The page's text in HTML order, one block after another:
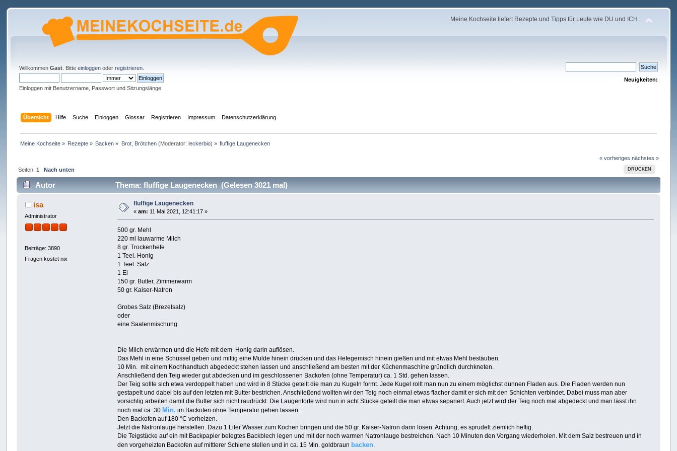
Meine Kochseite liefert Rezepte und Tipps für Leute wie DU und ICH
WillkommenGast . Bitteeinloggen oderregistrieren
Einloggen mit Benutzername, Passwort und Sitzungslänge
Neuigkeiten:
Übersicht Hilfe Suche Einloggen Glossar Registrieren Impressum Datenschutzerklärung
Meine Kochseite» Rezepte » Backen » Brot, Brötchen(Moderator: leckerbio) » fluffige Laugenecken
« vorheriges nächstes »
DRUCKEN
Seiten: 1 Nach unten
Autor Thema: fluffige Laugenecken (Gelesen 3021 mal)
isa
Administrator
Beiträge: 3890
Fragen kostet nix
fluffige Laugenecken
«am: 11 Mai 2021, 12:41:17 »
500 gr. Mehl
220 ml lauwarme Milch
8 gr. Trockenhefe
1 Teel. Honig
1 Teel. Salz
1 Ei
150 gr. Butter, Zimmerwarm
50 gr. Kaiser-Natron
Grobes Salz (Brezelsalz)
oder
eine Saatenmischung
Die Milch erwärmen und die Hefe mit dem Honig darin auflösen.
Das Mehl in eine Schüssel geben und mittig eine Mulde hinein drücken und das Hefegemisch hinein gießen und mit etwas Mehl bestäuben.
10 Min. mit einem Kochhandtuch abgedeckt stehen lassen und anschließend am besten mit der Küchenmaschine gründlich durchkneten.
Anschließend den Teig wieder gut abdecken und im geschlossenen Backofen (ohne Temperatur) ca. 1 Std. gehen lassen.
Der Teig sollte sich etwa verdoppelt haben und wird in 8 Stücke geteilt die man zu Kugeln formt. Jede Kugel rollt man nun zu einem möglichst dünnen Fladen aus. Die Fladen werden nun
gestapelt und dabei bis auf den letzten mit Butter bestrichen. Anschließend wollten wir den Teig noch einmal etwas flacher damit er sich mit den Schichten verbindet. Dabei muss man aber
vorsichtig arbeiten damit die Butter sich nicht raudrückt. Die Laugentorte wird nun in acht Stücke geteilt die man etwas separiert. Auch jetzt wird der Teig noch mal abgedeckt und man lässt ihn
noch mal ca. 30 Min. im Backofen ohne Temperatur gehen lassen.
Den Backofen auf 180 °C vorheizen.
Jetzt die Natronlauge herstellen. Dazu 1 Liter Wasser zum Kochen bringen und die 50 gr. Kaiser-Natron darin lösen. Achtung, es sprudelt ziemlich heftig.
Die Teigstücke auf ein mit Backpapier belegtes Backblech legen und mit der noch warmen Natronlauge bestreichen. Nach 10 Minuten den Vorgang wiederholen. Mit dem Salz bestreuen und in
den vorgeheizten Backofen auf mittlerer Schiene stellen und in ca. 15 Min. goldbraun backen.